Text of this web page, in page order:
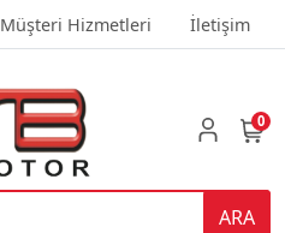
Müşteri Hizmetleri İletişim
ARA
0